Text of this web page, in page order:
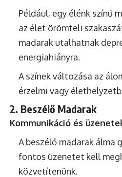
Például, egy élénk színű
az élet örömteli
madarak utalhatnak
energiahiányra.
A színek változása az
érzelmi vagy
2. Beszélő Madarak
Kommunikáció és
A beszélő madarak álma
fontos üzenetet kell
közvetítenünk.